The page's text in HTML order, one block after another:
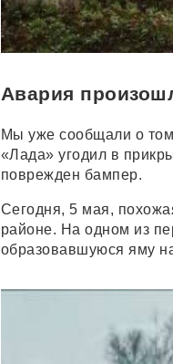
Авария
Мы уже сообщали о
«Лада» угодил в
поврежден бампер.
Сегодня, 5 мая,
районе. На одном из
образовавшуюся яму